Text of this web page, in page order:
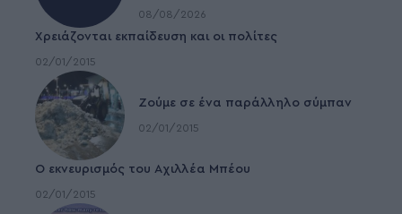
08/08/2026
Χρειάζονται εκπαίδευση και οι πολίτες
02/01/2015
Ζούμε σε ένα παράλληλο σύμπαν
02/01/2015
Ο εκνευρισμός του Αχιλλέα Μπέου
02/01/2015